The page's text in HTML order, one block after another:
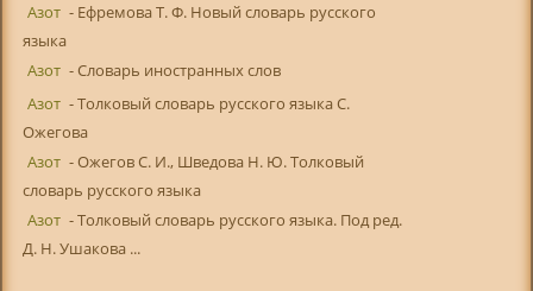
Азот - Ефремова Т. Ф. Новый словарь русского
языка
Азот - Словарь иностранных слов
Азот - Толковый словарь русского языка С.
Ожегова
Азот - Ожегов С. И., Шведова Н. Ю. Толковый
словарь русского языка
Азот - Толковый словарь русского языка. Под ред.
Д. Н. Ушакова ...